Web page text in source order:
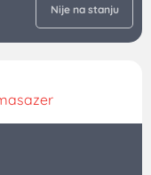
Nije na stanju